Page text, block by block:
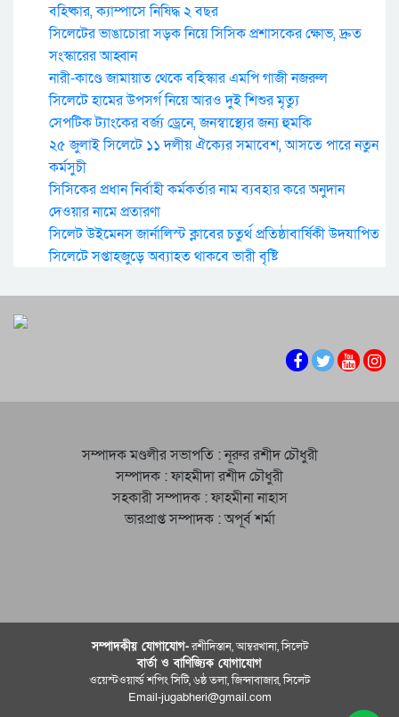
বহিষ্কার, ক্যাম্পাসে নিষিদ্ধ ২ বছর
সিলেটের ভাঙাচোরা সড়ক নিয়ে সিসিক প্রশাসকের ক্ষোভ, দ্রুত
সংস্কারের আহ্বান
নারী-কাণ্ডে জামায়াত থেকে বহিস্কার এমপি গাজী নজরুল
সিলেটে হামের উপসর্গ নিয়ে আরও দুই শিশুর মৃত্যু
সেপটিক ট্যাংকের বর্জ্য ড্রেনে, জনস্বাস্থ্যের জন্য হুমকি
২৫ জুলাই সিলেটে ১১ দলীয় ঐক্যের সমাবেশ, আসতে পারে নতুন
কর্মসুচী
সিসিকের প্রধান নির্বাহী কর্মকর্তার নাম ব্যবহার করে অনুদান
দেওয়ার নামে প্রতারণা
সিলেট উইমেনস জার্নালিস্ট ক্লাবের চতুর্থ প্রতিষ্ঠাবার্ষিকী উদযাপিত
সিলেটে সপ্তাহজুড়ে অব্যাহত থাকবে ভারী বৃষ্টি
সম্পাদক মণ্ডলীর সভাপতি : নূরুর রশীদ চৌধুরী
সম্পাদক : ফাহমীদা রশীদ চৌধুরী
সহকারী সম্পাদক : ফাহমীনা নাহাস
ভারপ্রাপ্ত সম্পাদক : অপূর্ব শর্মা
সম্পাদকীয় যােগাযোগ-রশীদিস্তান, আম্বরখানা, সিলেট
বার্তা ও বাণিজ্যিক যোগাযােগ
ওয়েস্টওয়ার্ল্ড শপিং সিটি, ৬ষ্ঠ তলা, জিন্দাবাজার, সিলেট
Email-jugabheri@gmail.com